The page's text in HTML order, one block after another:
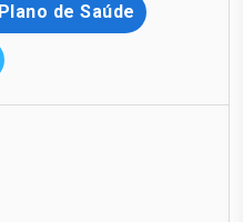
Plano de Saúde